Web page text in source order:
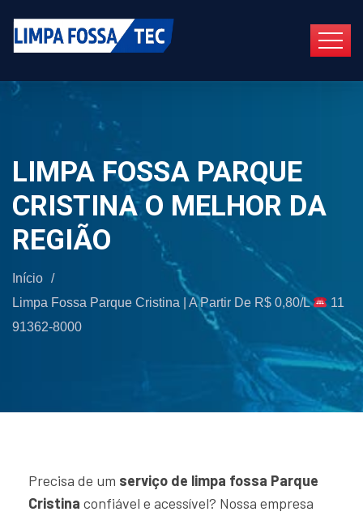
LIMPA FOSSA PARQUE
CRISTINA O MELHOR DA
REGIÃO
Início /
Limpa Fossa Parque Cristina | A Partir De R$ 0,80/L
11
91362-8000
Precisa de um serviço de limpa fossa Parque
Cristina confiável e acessível? Nossa empresa